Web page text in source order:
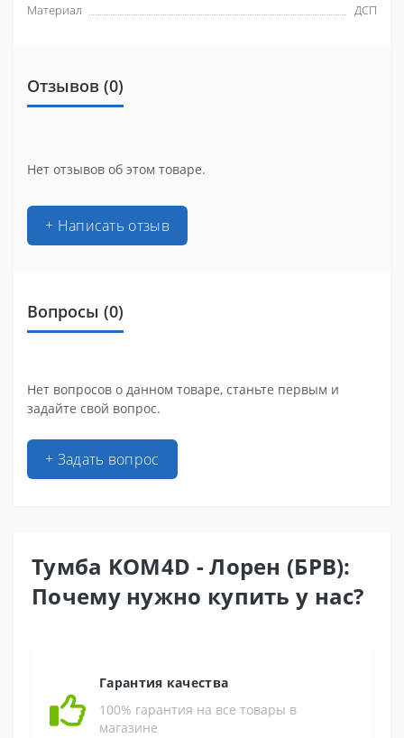
Материал ДСП
Отзывов (0)
Нет отзывов об этом товаре.
+ Написать отзыв
Вопросы (0)
Нет вопросов о данном товаре, станьте первым и
задайте свой вопрос.
+ Задать вопрос
Тумба KOM4D - Лорен (БРВ):
Почему нужно купить у нас?
Гарантия качества
100% гарантия на все товары в
магазине